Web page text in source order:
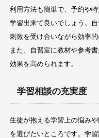
利用方法も簡単で、予約や
学習出来て良いでしょう。
刺激を受け合いながら効率
また、自習室に教材や参考
効果を高められます。
学習相談の充実度
生徒が抱える学習上の悩み
を選びたいところです。学